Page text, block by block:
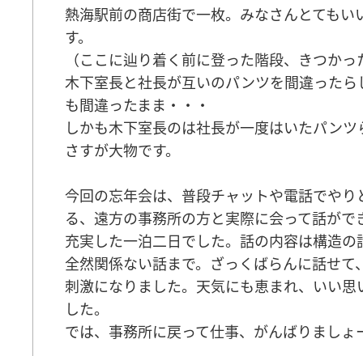
熱海駅前の商店街で一枚。みなさんとてもい
す。
（ここに辿り着く前に登った階段、きつか
木下室長と社長が互いのパンツを間違ったら
も間違ったまま・・・
しかも木下室長のは社長が一度はいたパンツ
さすが大物です。
今回の忘年会は、普段チャットや電話でやり
る、遠方の事務所の方と実際に会って話がで
充実した一泊二日でした。話の内容は構造の
全然関係ない話まで。ざっくばらんに話せて
刺激になりました。天気にも恵まれ、いい思
した。
では、事務所に戻って仕事、がんばりましょ